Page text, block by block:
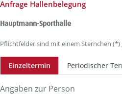
Anfrage Hallenbelegung
Hauptmann-Sporthalle
Pflichtfelder sind mit einem Sternchen (*)
Einzeltermin Periodischer
Angaben zur Person